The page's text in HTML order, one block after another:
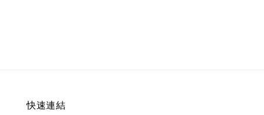
快速連結